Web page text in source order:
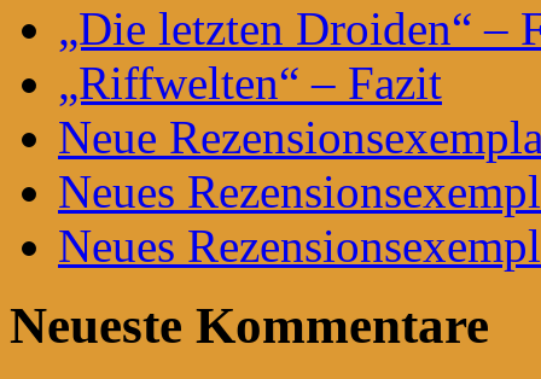
„Die letzten Droiden“ –
„Riffwelten“ – Fazit
Neue
Neues
Neues
Neueste Kommentare